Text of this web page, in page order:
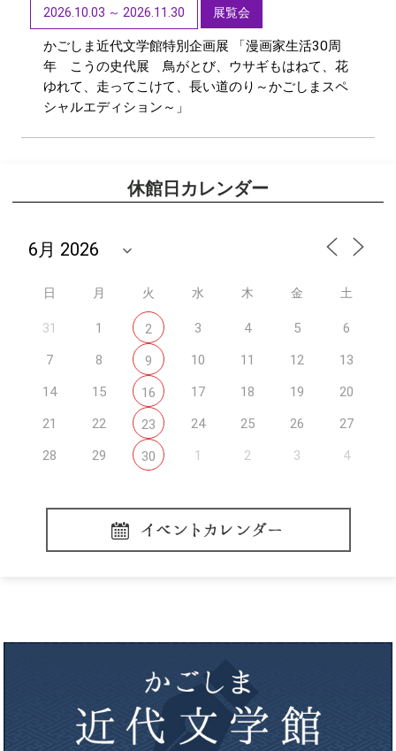
2026.10.03 ～ 2026.11.30 展覧会
かごしま近代文学館特別企画展 「漫画家生活30周
年 こうの史代展 鳥がとび、ウサギもはねて、花
ゆれて、走ってこけて、長い道のり～かごしまスペ
シャルエディション～」
休館日カレンダー
日 月 火 水 木 金 土
31 1 2 3 4 5
6
7
8 9 10 11 12
13
14
15 16 17 18 19
20
21
22 23 24 25 26
27
28
29 30 1 2 3 4